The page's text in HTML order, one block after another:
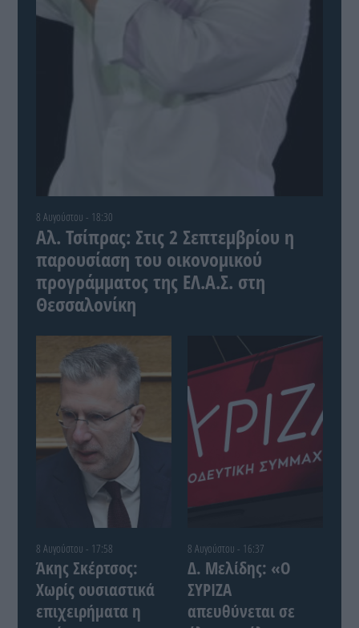
8 Αυγούστου - 18:30
Αλ. Τσίπρας: Στις 2 Σεπτεμβρίου η
παρουσίαση του οικονομικού
προγράμματος της ΕΛ.Α.Σ. στη
Θεσσαλονίκη
8 Αυγούστου - 17:58
Άκης Σκέρτσος:
Χωρίς ουσιαστικά
επιχειρήματα η
8 Αυγούστου - 16:37
Δ. Μελίδης: «Ο
ΣΥΡΙΖΑ
απευθύνεται σε